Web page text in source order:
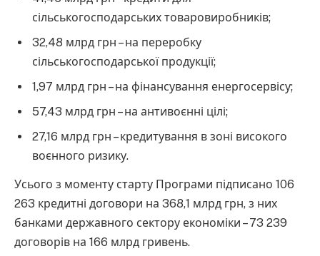
сільськогосподарських товаровиробників;
32,48 млрд грн – на переробку
сільськогосподарської продукції;
1,97 млрд грн – на фінансування енергосервісу;
57,43 млрд грн – на антивоєнні цілі;
27,16 млрд грн – кредитування в зоні високого
воєнного ризику.
Усього з моменту старту Програми підписано 106
263 кредитні договори на 368,1 млрд грн, з них
банками державного сектору економіки – 73 239
договорів на 166 млрд гривень.